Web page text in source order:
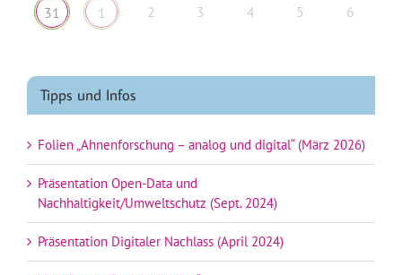
31 1 2 3 4 5 6
Tipps und Infos
Folien „Ahnenforschung – analog und digital“ (März 2026)
Präsentation Open-Data und
Nachhaltigkeit/Umweltschutz (Sept. 2024)
Präsentation Digitaler Nachlass (April 2024)